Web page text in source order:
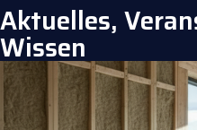
Aktuelles,
Wissen